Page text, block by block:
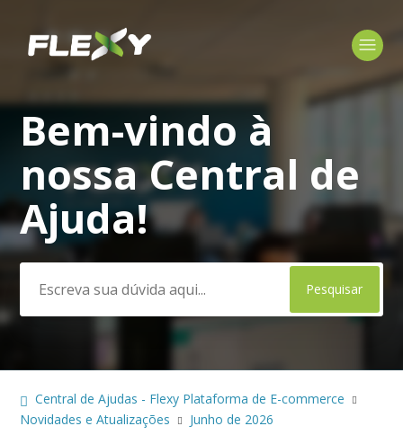
Pesquisa
Bem-vindo à
nossa Central de
Ajuda!
Central de Ajudas - Flexy Plataforma de E-commerce
Novidades e Atualizações
Junho de 2026